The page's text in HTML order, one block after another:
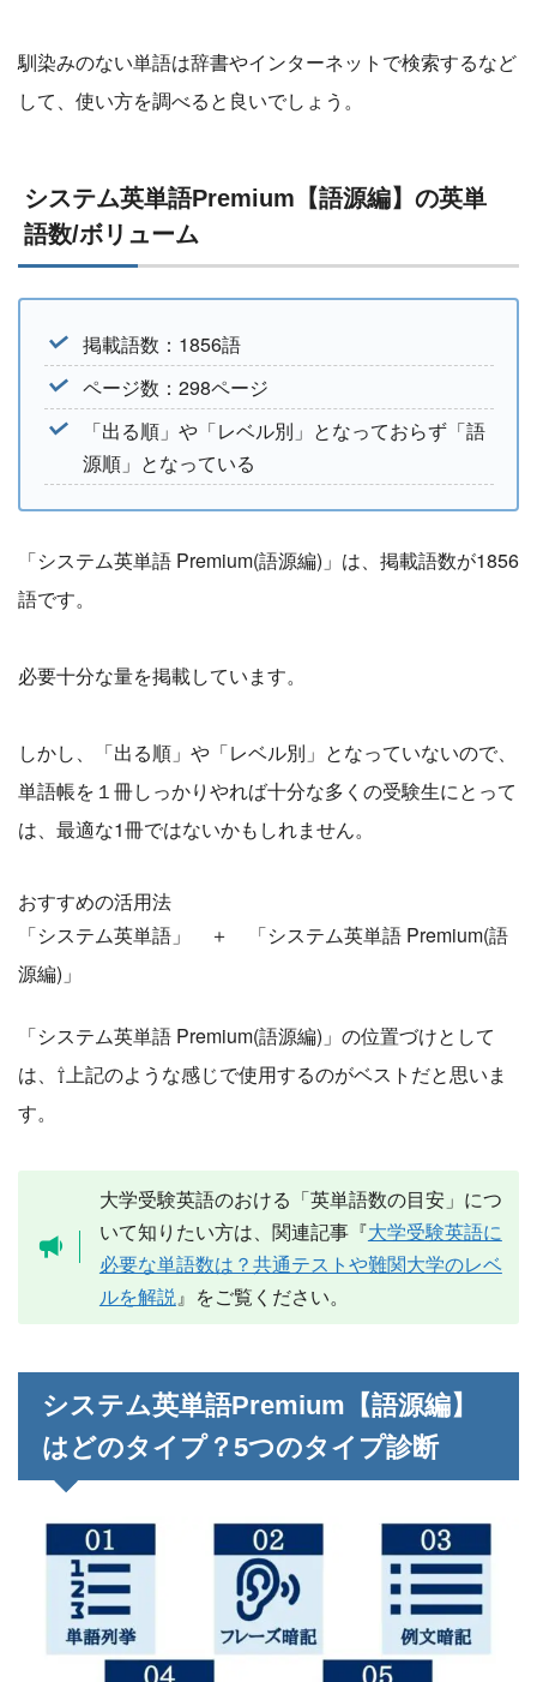
馴染みのない単語は辞書やインターネットで検索するなど
して、使い方を調べると良いでしょう。
システム英単語Premium【語源編】の英単
語数/ボリューム
掲載語数：1856語
ページ数：298ページ
「出る順」や「レベル別」となっておらず「語
源順」となっている
「システム英単語 Premium(語源編)」は、掲載語数が1856
語です。
必要十分な量を掲載しています。
しかし、「出る順」や「レベル別」となっていないので、
単語帳を１冊しっかりやれば十分な多くの受験生にとって
は、最適な1冊ではないかもしれません。
おすすめの活用法
「システム英単語」 ＋ 「システム英単語 Premium(語
源編)」
「システム英単語 Premium(語源編)」の位置づけとして
は、⇧上記のような感じで使用するのがベストだと思いま
す。
大学受験英語のおける「英単語数の目安」につ
いて知りたい方は、関連記事『大学受験英語に
必要な単語数は？共通テストや難関大学のレベ
ルを解説 』をご覧ください。
システム英単語Premium【語源編】
はどのタイプ？5つのタイプ診断